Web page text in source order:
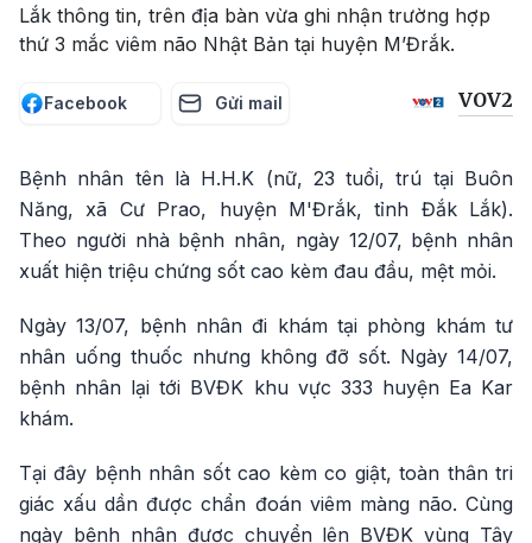
Lắk thông tin, trên địa bàn vừa ghi nhận trường hợp
thứ 3 mắc viêm não Nhật Bản tại huyện M’Đrắk.
Facebook Gửi mail VOV2
Bệnh nhân tên là H.H.K (nữ, 23 tuổi, trú tại Buôn
Năng, xã Cư Prao, huyện M'Đrắk, tỉnh Đắk Lắk).
Theo người nhà bệnh nhân, ngày 12/07, bệnh nhân
xuất hiện triệu chứng sốt cao kèm đau đầu, mệt mỏi.
Ngày 13/07, bệnh nhân đi khám tại phòng khám tư
nhân uống thuốc nhưng không đỡ sốt. Ngày 14/07,
bệnh nhân lại tới BVĐK khu vực 333 huyện Ea Kar
khám.
Tại đây bệnh nhân sốt cao kèm co giật, toàn thân tri
giác xấu dần được chẩn đoán viêm màng não. Cùng
ngày bệnh nhân được chuyển lên BVĐK vùng Tây